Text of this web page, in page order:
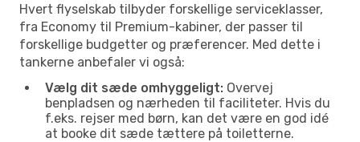
Hvert flyselskab tilbyder forskellige serviceklasser,
fra Economy til Premium-kabiner, der passer til
forskellige budgetter og præferencer. Med dette i
tankerne anbefaler vi også:
Vælg dit sæde omhyggeligt: Overvej
benpladsen og nærheden til faciliteter. Hvis du
f.eks. rejser med børn, kan det være en god idé
at booke dit sæde tættere på toiletterne.